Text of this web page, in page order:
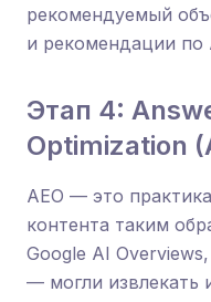
рекомендуемый
и рекомендации
Этап 4:
Optimization
AEO — это
контента таким
Google AI
— могли извлекать